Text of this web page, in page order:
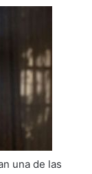
una de las